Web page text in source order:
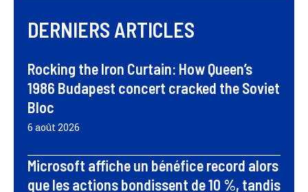
DERNIERS ARTICLES
Rocking the Iron Curtain: How Queen’s
1986 Budapest concert cracked the Soviet
Bloc
6 août 2026
Microsoft affiche un bénéfice record alors
que les actions bondissent de 10 %, tandis